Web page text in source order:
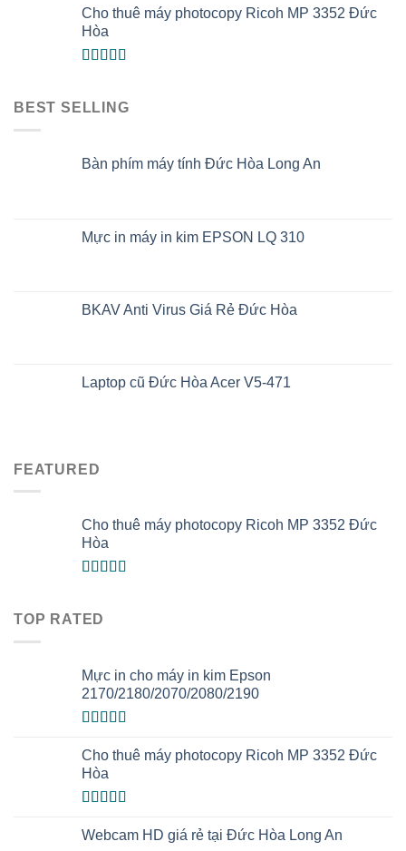
Cho thuê máy photocopy Ricoh MP 3352 Đức
Hòa
sao
BEST SELLING
Bàn phím máy tính Đức Hòa Long An
Mực in máy in kim EPSON LQ 310
BKAV Anti Virus Giá Rẻ Đức Hòa
Laptop cũ Đức Hòa Acer V5-471
FEATURED
Cho thuê máy photocopy Ricoh MP 3352 Đức
Hòa
sao
TOP RATED
Mực in cho máy in kim Epson
2170/2180/2070/2080/2190
hạng5.00 5
sao
Cho thuê máy photocopy Ricoh MP 3352 Đức
Hòa
hạng5.00 5
Webcam HD giá rẻ tại Đức Hòa Long An